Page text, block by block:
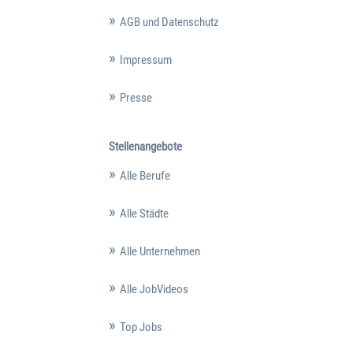
AGB und Datenschutz
Impressum
Presse
Stellenangebote
Alle Berufe
Alle Städte
Alle Unternehmen
Alle JobVideos
Top Jobs